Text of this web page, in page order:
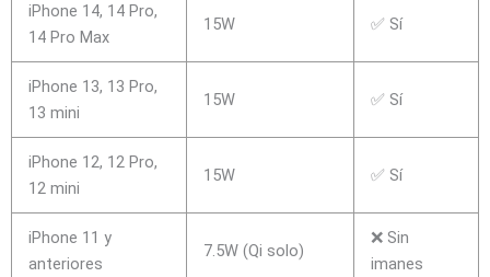
iPhone 14, 14 Pro,
14 Pro Max
15W ✅ Sí
iPhone 13, 13 Pro,
13 mini
15W ✅ Sí
iPhone 12, 12 Pro,
12 mini
15W ✅ Sí
iPhone 11 y
anteriores
7.5W (Qi solo)
❌ Sin
imanes